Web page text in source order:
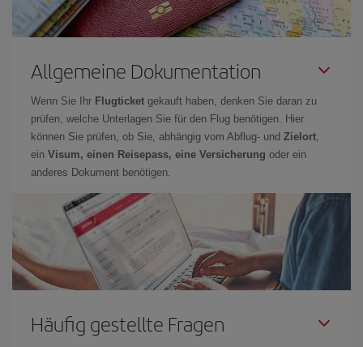
Allgemeine Dokumentation
Wenn Sie Ihr Flugticket gekauft haben, denken Sie daran zu
prüfen, welche Unterlagen Sie für den Flug benötigen. Hier
können Sie prüfen, ob Sie, abhängig vom Abflug- und Zielort,
ein Visum, einen Reisepass, eine Versicherung oder ein
anderes Dokument benötigen.
Häufig gestellte Fragen